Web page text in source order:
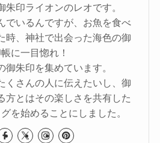
朱印ライオンのレオです。
でいるんですが、お魚を食べ
時、神社で出会った海色の御
に一目惚れ！
御朱印を集めています。
くさんの人に伝えたいし、御
方とはその楽しさを共有した
を始めることにしました。